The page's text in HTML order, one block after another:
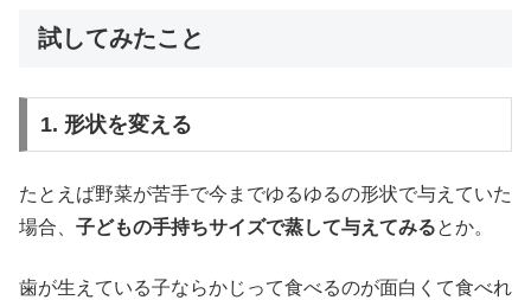
試してみたこと
1. 形状を変える
たとえば野菜が苦手で今までゆるゆるの形状で与えていた
場合、 子どもの手持ちサイズで蒸して与えてみるとか。
歯が生えている子ならかじって食べるのが面白くて食べれ